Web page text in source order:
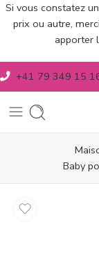
Si vous constatez
prix ou autre,
apporter
+41 79 349 15
Baby